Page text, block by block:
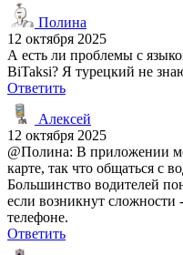
Полина
12 октября 2025
А есть ли проблемы с
BiTaksi? Я турецкий не
Ответить
Алексей
12 октября 2025
@Полина: В приложении
карте, так что общаться с
Большинство водителей
если возникнут сложности
телефоне.
Ответить